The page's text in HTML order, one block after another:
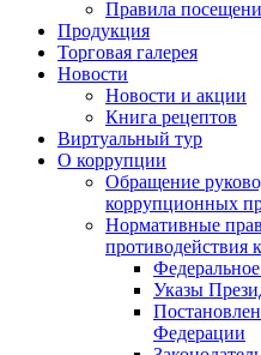
Правила
Продукция
Торговая галерея
Новости
Новости и акции
Книга рецептов
Виртуальный тур
О коррупции
Обращение
коррупционных
Нормативные
противодействия
Федеральное
Указы
Федерации